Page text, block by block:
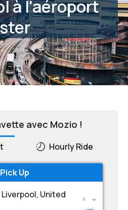
à l'aéroport
avec Mozio !
Hourly Ride
Pick Up
United